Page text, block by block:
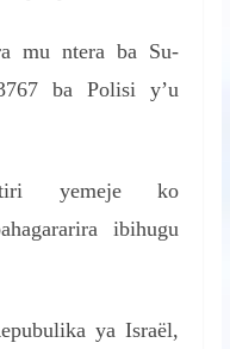
mu ntera ba Su-
ba Polisi y’u
yemeje ko
ibihugu
ya Israël,